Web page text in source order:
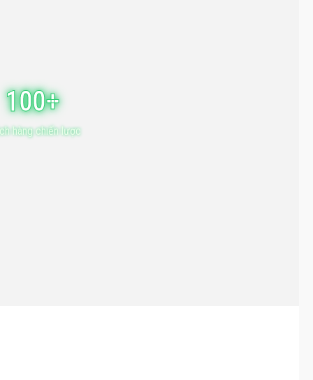
100+
hàng chiến lược